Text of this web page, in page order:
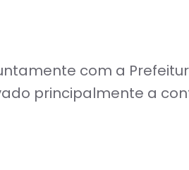
com a
principalmente a